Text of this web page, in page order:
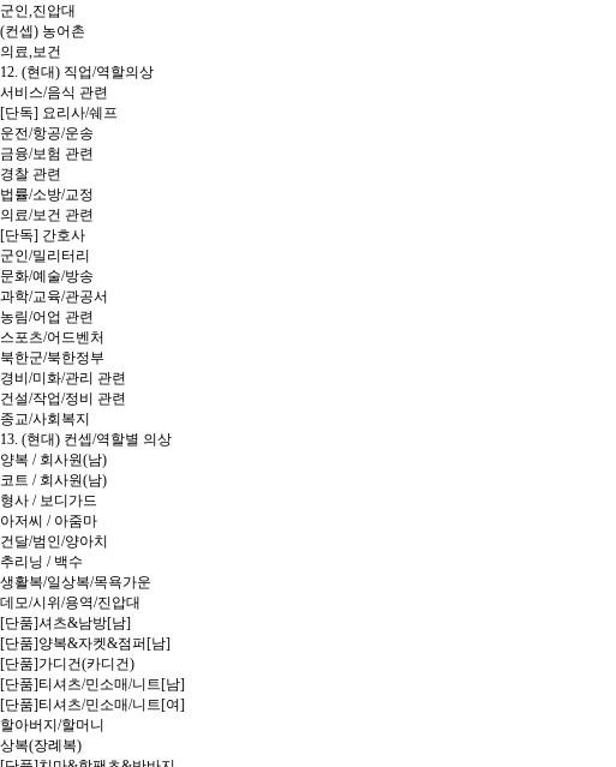
군인,진압대
(컨셉) 농어촌
의료,보건
12. (현대) 직업/역할의상
서비스/음식 관련
[단독] 요리사/쉐프
운전/항공/운송
금융/보험 관련
경찰 관련
법률/소방/교정
의료/보건 관련
[단독] 간호사
군인/밀리터리
문화/예술/방송
과학/교육/관공서
농림/어업 관련
스포츠/어드벤처
북한군/북한정부
경비/미화/관리 관련
건설/작업/정비 관련
종교/사회복지
13. (현대) 컨셉/역할별 의상
양복 / 회사원(남)
코트 / 회사원(남)
형사 / 보디가드
아저씨 / 아줌마
건달/범인/양아치
추리닝 / 백수
생활복/일상복/목욕가운
데모/시위/용역/진압대
[단품]셔츠&남방[남]
[단품]양복&자켓&점퍼[남]
[단품]가디건(카디건)
[단품]티셔츠/민소매/니트[남]
[단품]티셔츠/민소매/니트[여]
할아버지/할머니
상복(장례복)